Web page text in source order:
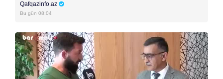
Qafqazinfo.az
Bu gün 08:04